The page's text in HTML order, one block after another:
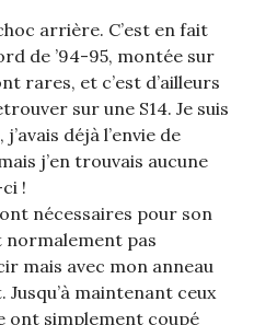
arrière. C’est en fait
de ’94-95, montée sur
rares, et c’est d’ailleurs
sur une S14. Je suis
déjà l’envie de
j’en trouvais aucune
!
nécessaires pour son
pas
mais avec mon anneau
maintenant ceux
ont simplement coupé